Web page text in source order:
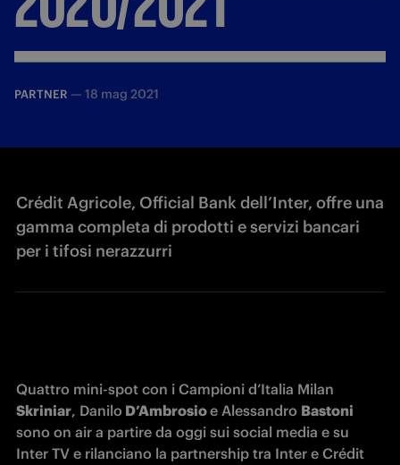
PARTNER — 18 mag 2021
Crédit Agricole, Official Bank dell’Inter, offre una
gamma completa di prodotti e servizi bancari
per i tifosi nerazzurri
Skriniar, Danilo D’Ambrosio e Alessandro Bastoni
sono on air a partire da oggi sui social media e su
Inter TV e rilanciano la partnership tra Inter e Crédit